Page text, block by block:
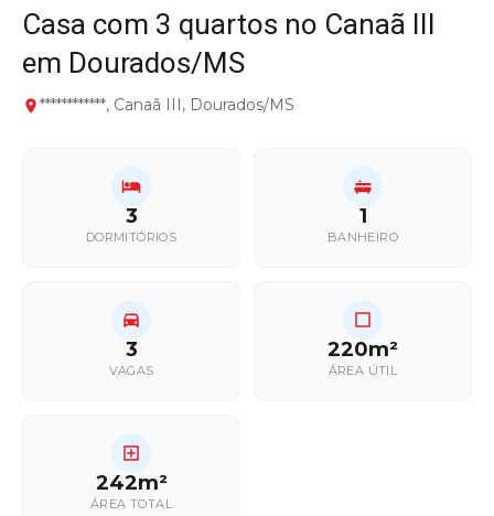
Casa com 3 quartos no Canaã III
em Dourados/MS
************, Canaã III, Dourados/MS
3
DORMITÓRIOS
1
BANHEIRO
3
VAGAS
220m²
ÁREA ÚTIL
242m²
ÁREA TOTAL